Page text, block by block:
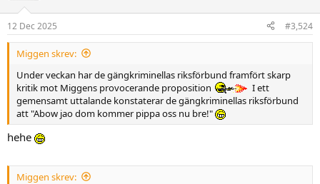
e o
t
12 Dec 2025 #3,524
Miggen skrev:
Under veckan har de gängkriminellas riksförbund framfört skarp
kritik mot Miggens provocerande proposition
I ett
gemensamt uttalande konstaterar de gängkriminellas riksförbund
att "Abow jao dom kommer pippa oss nu bre!"
hehe
Miggen skrev: